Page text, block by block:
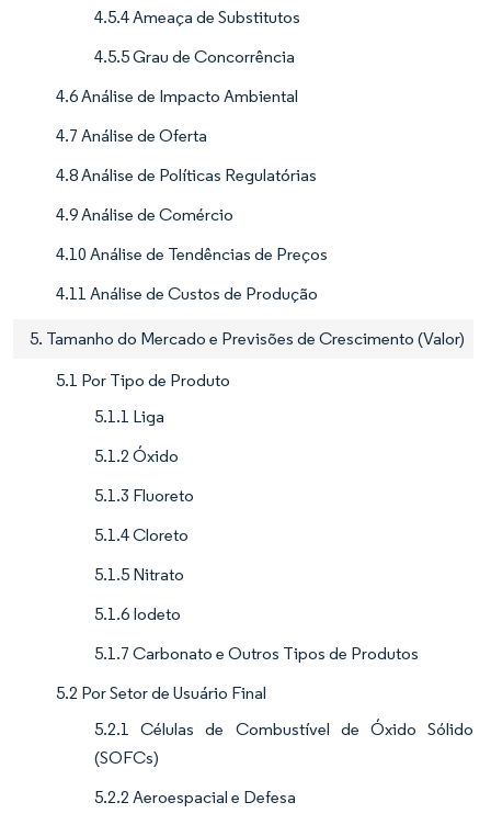
4.5.4 Ameaça de Substitutos
4.5.5 Grau de Concorrência
4.6 Análise de Impacto Ambiental
4.7 Análise de Oferta
4.8 Análise de Políticas Regulatórias
4.9 Análise de Comércio
4.10 Análise de Tendências de Preços
4.11 Análise de Custos de Produção
5. Tamanho do Mercado e Previsões de Crescimento (Valor)
5.1 Por Tipo de Produto
5.1.1 Liga
5.1.2 Óxido
5.1.3 Fluoreto
5.1.4 Cloreto
5.1.5 Nitrato
5.1.6 Iodeto
5.1.7 Carbonato e Outros Tipos de Produtos
5.2 Por Setor de Usuário Final
5.2.1 Células de Combustível de Óxido Sólido
(SOFCs)
5.2.2 Aeroespacial e Defesa